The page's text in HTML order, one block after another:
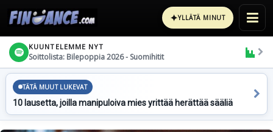
✦YLLÄTÄ MINUT
KUUNTELEMME NYT
Soittolista: Bilepoppia 2026 - Suomihitit
TÄTÄ MUUT LUKEVAT
10 lausetta, joilla manipuloiva mies yrittää herättää sääliä